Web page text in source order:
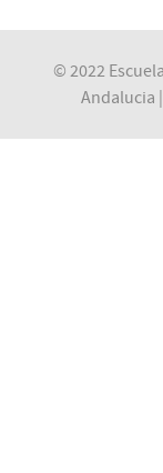
© 2022
Andalucia |